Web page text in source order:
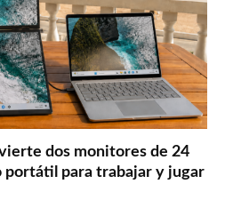
dos monitores de 24
portátil para trabajar y jugar